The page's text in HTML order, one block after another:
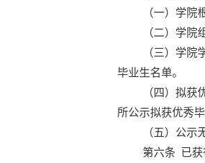
（一）学
（二）学
（三）学
毕业生名单。
（四）拟
所公示拟获优秀
（五）公
第六条 已获